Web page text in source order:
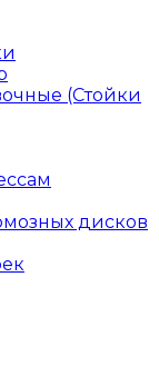
(Стойки
дисков